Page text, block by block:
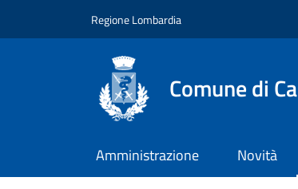
Regione Lombardia
Comune di
Amministrazione Novità